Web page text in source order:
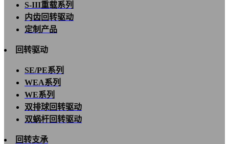
S-III重载系列
内齿回转驱动
定制产品
回转驱动
SE/PE系列
WEA系列
WE系列
双排球回转驱动
双蜗杆回转驱动
回转支承